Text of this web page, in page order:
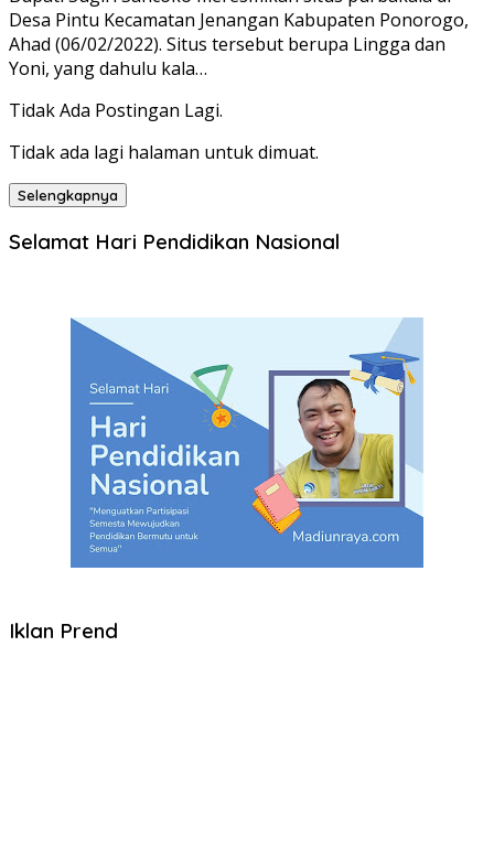
Desa Pintu Kecamatan Jenangan Kabupaten Ponorogo,
Ahad (06/02/2022). Situs tersebut berupa Lingga dan
Yoni, yang dahulu kala…
Tidak Ada Postingan Lagi.
Tidak ada lagi halaman untuk dimuat.
Selengkapnya
Selamat Hari Pendidikan Nasional
Iklan Prend